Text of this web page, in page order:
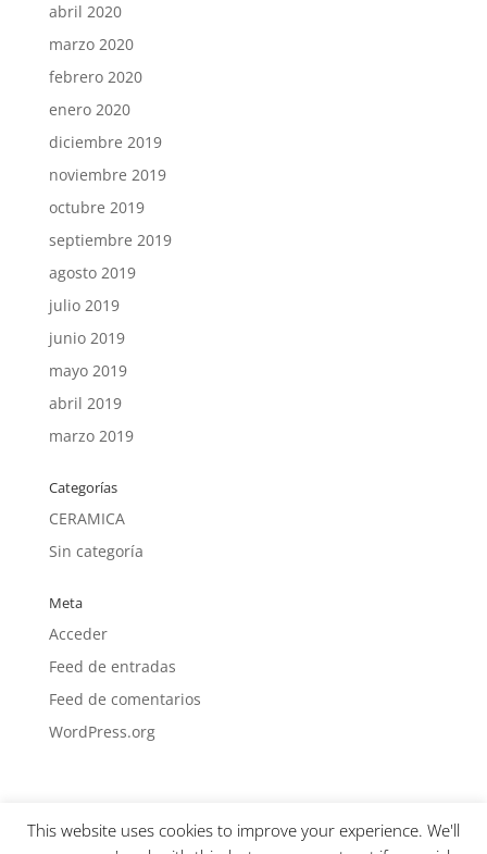
abril 2020
marzo 2020
febrero 2020
enero 2020
diciembre 2019
noviembre 2019
octubre 2019
septiembre 2019
agosto 2019
julio 2019
junio 2019
mayo 2019
abril 2019
marzo 2019
Categorías
CERAMICA
Sin categoría
Meta
Acceder
Feed de entradas
Feed de comentarios
WordPress.org
This website uses cookies to improve your experience. We'll